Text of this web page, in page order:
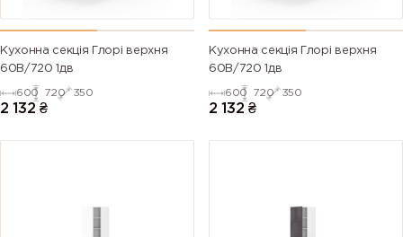
Кухонна секція Глорі верхня
60В/720 1дв
600 720 350
2 132 ₴
Кухонна секція Глорі верхня
60В/720 1дв
600 720 350
2 132 ₴